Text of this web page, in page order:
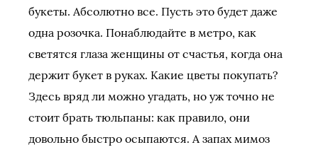
букеты. Абсолютно все. Пусть это будет даже
одна розочка. Понаблюдайте в метро, как
светятся глаза женщины от счастья, когда она
держит букет в руках. Какие цветы покупать?
Здесь вряд ли можно угадать, но уж точно не
стоит брать тюльпаны: как правило, они
довольно быстро осыпаются. А запах мимоз